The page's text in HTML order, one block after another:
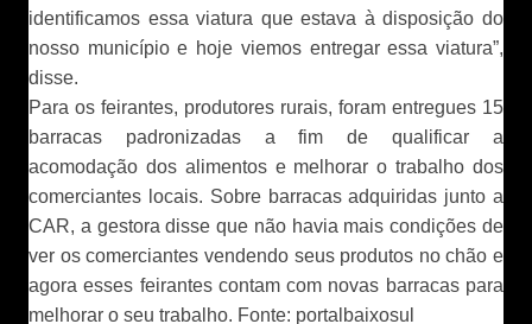
identificamos essa viatura que estava à disposição do
nosso município e hoje viemos entregar essa viatura”,
disse.
Para os feirantes, produtores rurais, foram entregues 15
barracas padronizadas a fim de qualificar a
acomodação dos alimentos e melhorar o trabalho dos
comerciantes locais. Sobre barracas adquiridas junto a
CAR, a gestora disse que não havia mais condições de
ver os comerciantes vendendo seus produtos no chão e
agora esses feirantes contam com novas barracas para
melhorar o seu trabalho. Fonte: portalbaixosul